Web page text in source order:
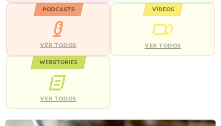
PODCASTS
VER TODOS
VÍDEOS
VER TODOS
WEBSTORIES
VER TODOS